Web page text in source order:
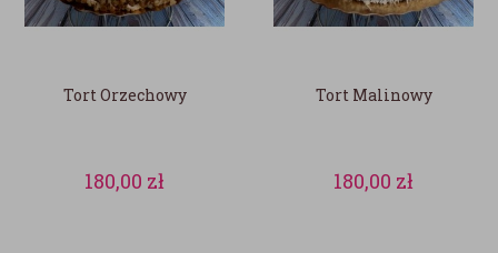
Tort Orzechowy
180,00 zł
Tort Malinowy
180,00 zł